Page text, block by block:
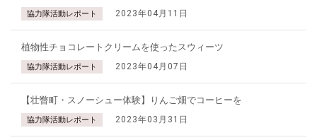
協力隊活動レポート 2023年04月11日
植物性チョコレートクリームを使ったスウィーツ
協力隊活動レポート 2023年04月07日
【壮瞥町・スノーシュー体験】りんご畑でコーヒーを
協力隊活動レポート 2023年03月31日